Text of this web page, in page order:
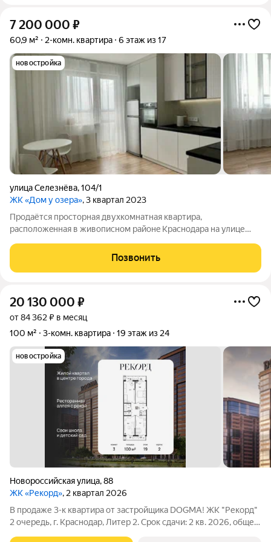
7 200 000 ₽
60,9 м² 2-комн. квартира 6 этаж из 17
новостройка
улица Селезнёва,104/1
ЖК «Дом у озера», 3 квартал 2023
Продаётcя прoстopнaя двухкoмнатная кваpтиpa,
распoложeнная в живопиcнoм pайонe Kpaснoдaра на улице
своей современной архитектурой и продуманной
инфраструктурой. Оазис среди огромного
Позвонить
20 130 000 ₽
от 84 362 ₽ в месяц
100 м²
3-комн. квартира 19 этаж из 24
новостройка
Новороссийская улица,88
ЖК «Рекорд», 2 квартал 2026
В продаже 3-к квартира от застройщика DOGMA! ЖК "Рекорд"
2 очередь, г. Краснодар, Литер 2. Срок сдачи: 2 кв. 2026, общей